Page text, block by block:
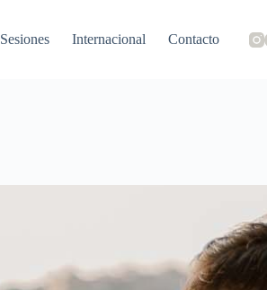
Sesiones Internacional Contacto